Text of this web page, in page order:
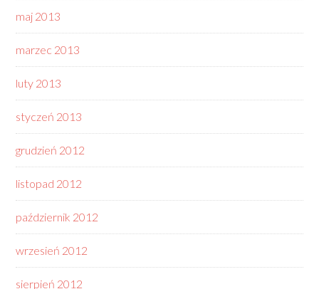
maj 2013
marzec 2013
luty 2013
styczeń 2013
grudzień 2012
listopad 2012
październik 2012
wrzesień 2012
sierpień 2012